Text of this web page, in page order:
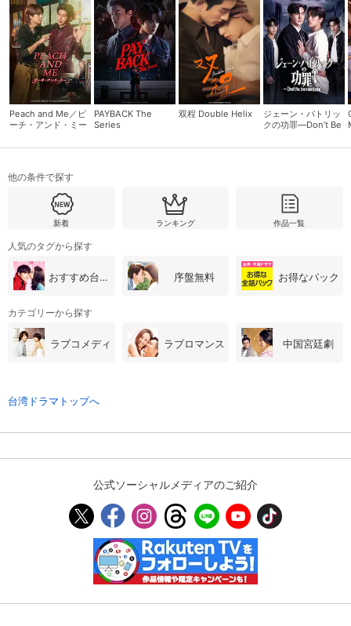
会員設定 会員情報 閉じる
会員情報変更
基本情報、本人連絡先、パスワード 、クレ
ジットカード情報の変更が可能です。
決済方法変更 決済方法の変更が可能です。
購入履歴
確認が可能です。こちらから視聴いただく
お気に入りに登録した作品を確認できま
す。お気に入りに追加した作品の削除も可
能です。
サイト内の閲覧履歴を確認できます。履歴
の削除も可能です。
視聴年齢制限
能です。5段階の年齢区分から選択できま
Peach and Me／ピ
ーチ・アンド・ミー
PAYBACK The
Series
双程 Double Helix
ジェーン・パトリッ
クの功罪―Don’t Be
他の条件で探す
新着 ランキング 作品一覧
人気のタグから探す
おすすめ台湾・中国ドラマ 序盤無料 お得なパック
カテゴリーから探す
ラブコメディ ラブロマンス 中国宮廷劇
台湾ドラマトップへ
公式ソーシャルメディアのご紹介